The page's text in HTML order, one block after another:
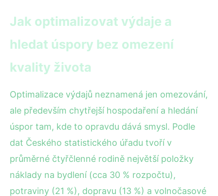
Jak optimalizovat výdaje a
hledat úspory bez omezení
kvality života
Optimalizace výdajů neznamená jen omezování,
ale především chytřejší hospodaření a hledání
úspor tam, kde to opravdu dává smysl. Podle
dat Českého statistického úřadu tvoří v
průměrné čtyřčlenné rodině největší položky
náklady na bydlení (cca 30 % rozpočtu),
potraviny (21 %), dopravu (13 %) a volnočasové